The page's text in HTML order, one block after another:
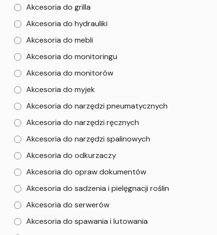
Akcesoria do grilla
Akcesoria do hydrauliki
Akcesoria do mebli
Akcesoria do monitoringu
Akcesoria do monitorów
Akcesoria do myjek
Akcesoria do narzędzi pneumatycznych
Akcesoria do narzędzi ręcznych
Akcesoria do narzędzi spalinowych
Akcesoria do odkurzaczy
Akcesoria do opraw dokumentów
Akcesoria do sadzenia i pielęgnacji roślin
Akcesoria do serwerów
Akcesoria do spawania i lutowania